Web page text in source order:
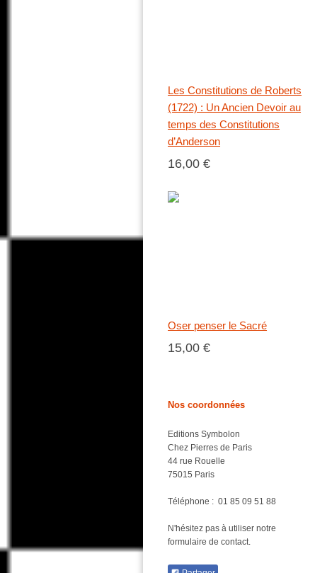
Les Constitutions de Roberts
(1722) : Un Ancien Devoir au
temps des Constitutions
d’Anderson
16,00 €
Oser penser le Sacré
15,00 €
Nos coordonnées
Editions Symbolon
Chez Pierres de Paris
44 rue Rouelle
75015 Paris
Téléphone : 01 85 09 51 88
N'hésitez pas à utiliser notre
formulaire de contact.